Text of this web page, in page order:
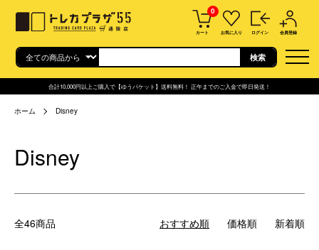
0
カート お気に入り ログイン 会員登録
合計10,000円以上ご購入で【ゆうパケット】送料無料！ 正午までのご入金で即日発送！
ホーム Disney
Disney
全46商品 おすすめ順 価格順 新着順